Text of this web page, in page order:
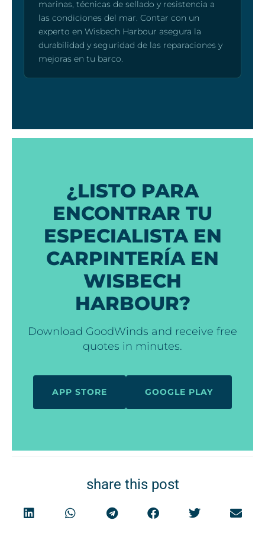
marinas, técnicas de sellado y resistencia a
las condiciones del mar. Contar con un
experto en Wisbech Harbour asegura la
durabilidad y seguridad de las reparaciones y
mejoras en tu barco.
¿LISTO PARA
ENCONTRAR TU
ESPECIALISTA EN
CARPINTERÍA EN
WISBECH
HARBOUR?
Download GoodWinds and receive free
quotes in minutes.
APP STORE GOOGLE PLAY
share this post